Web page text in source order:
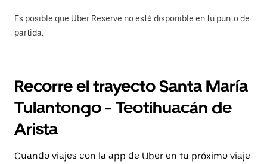
Es posible que Uber Reserve no esté disponible en tu punto de
partida.
Recorre el trayecto Santa María
Tulantongo - Teotihuacán de
Arista
Cuando viajes con la app de Uber en tu próximo viaje